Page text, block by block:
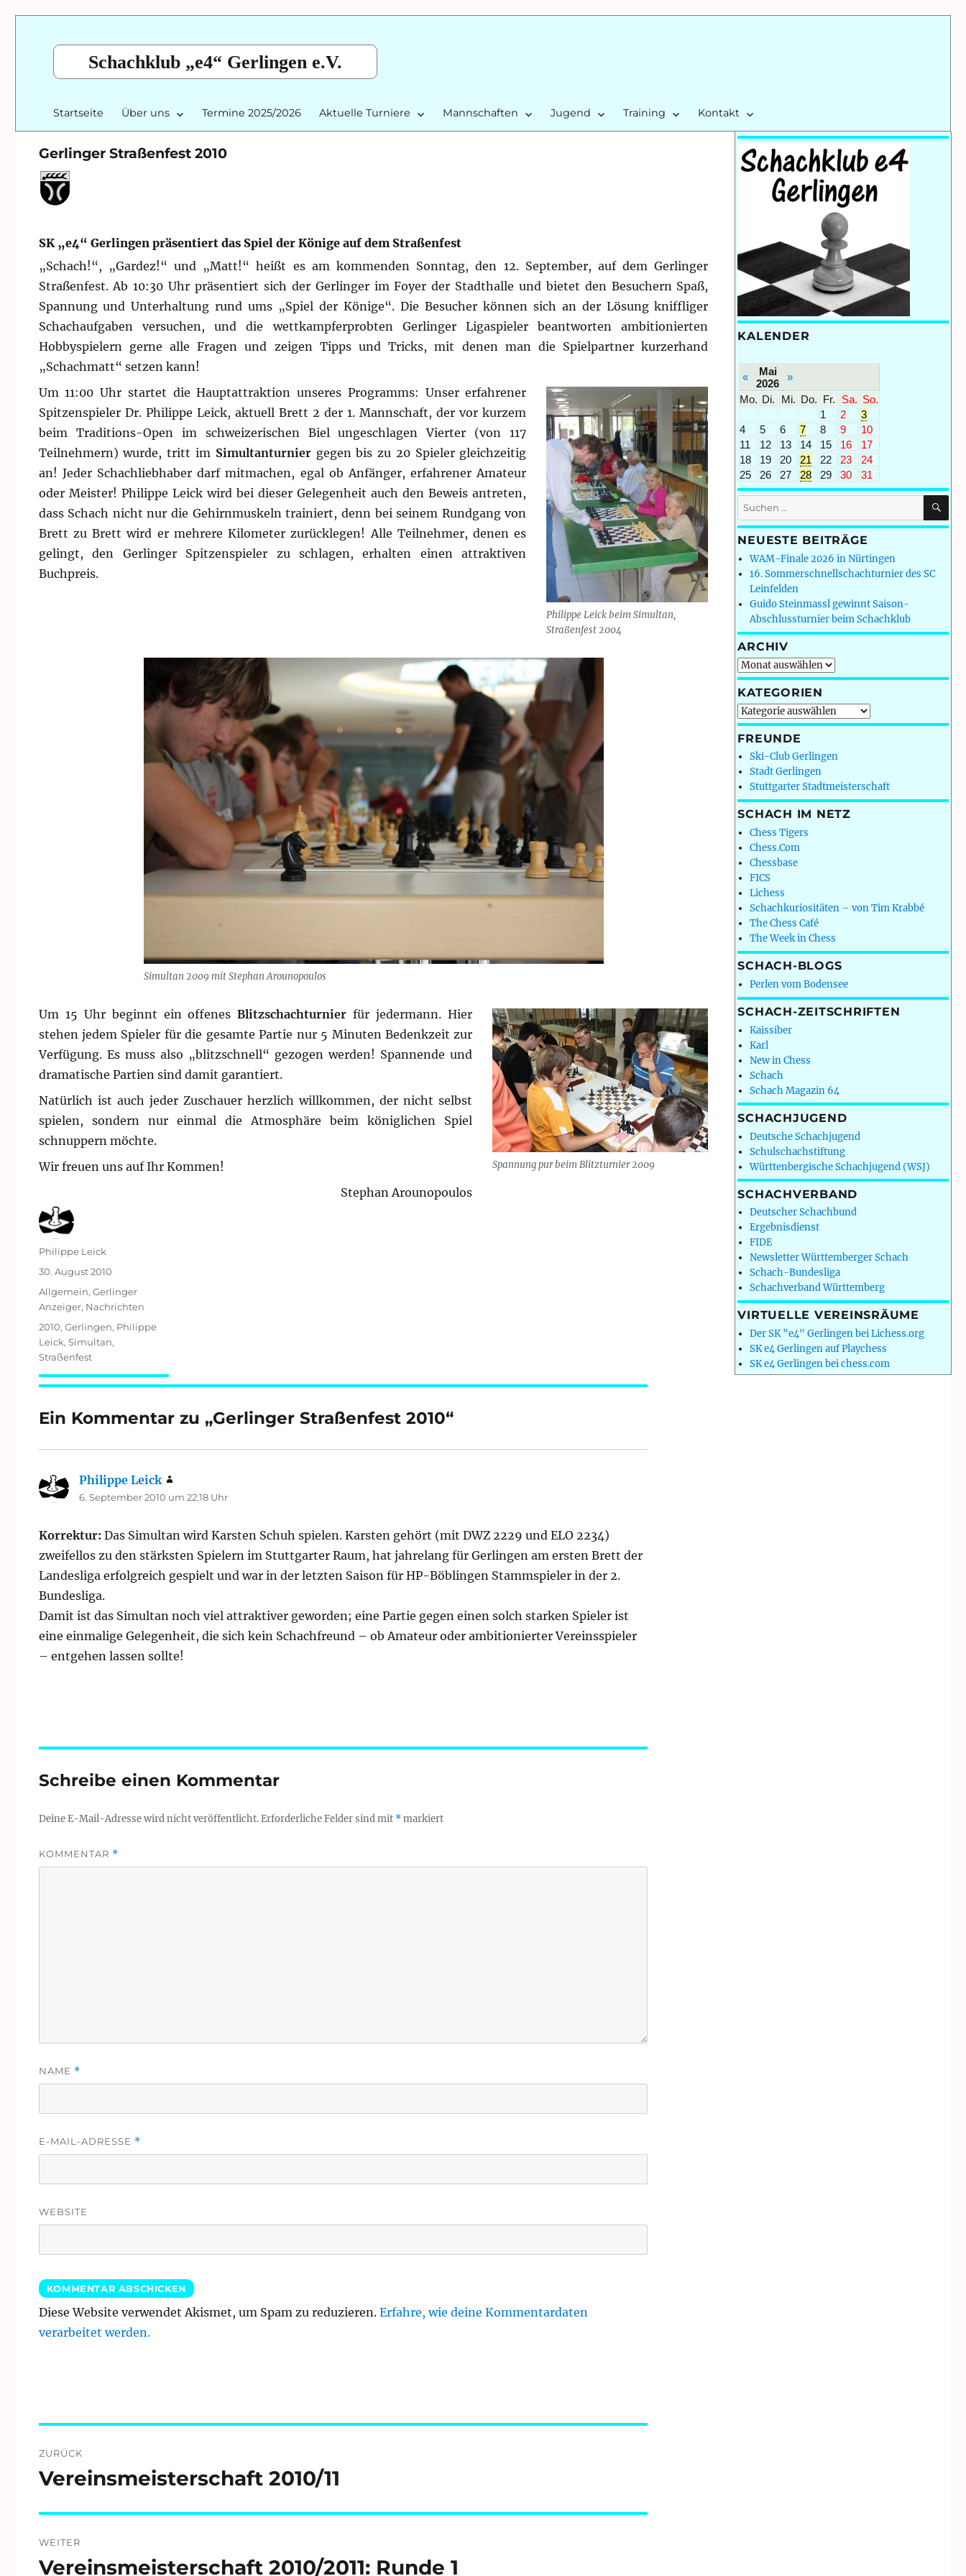
Schachklub „e4“ Gerlingen e.V.
Startseite Über uns Termine 2025/2026 Aktuelle Turniere Mannschaften Jugend Training Kontakt
Gerlinger Straßenfest 2010
SK „e4“ Gerlingen präsentiert das Spiel der Könige auf dem Straßenfest
„Schach!“, „Gardez!“ und „Matt!“ heißt es am kommenden Sonntag, den 12. September, auf dem Gerlinger
Straßenfest.Ab 10:30 Uhr präsentiert sich der Gerlinger im Foyer der Stadthalle und bietet den Besuchern Spaß,
Spannung und Unterhaltung rund ums „Spiel der Könige“. Die Besucher können sich an der Lösung kniffliger
Schachaufgaben versuchen, und die wettkampferprobten Gerlinger Ligaspieler beantworten ambitionierten
Hobbyspielern gerne alle Fragen und zeigen Tipps und Tricks, mit denen man die Spielpartner kurzerhand
„Schachmatt“ setzen kann!
Philippe Leick beim Simultan,
Straßenfest 2004
Um 11:00 Uhr startet die Hauptattraktion unseres Programms: Unser erfahrener
Spitzenspieler Dr. Philippe Leick, aktuell Brett 2 der 1. Mannschaft, der vor kurzem
beim Traditions-Open im schweizerischen Biel ungeschlagen Vierter (von 117
Teilnehmern) wurde, tritt im Simultanturniergegen bis zu 20 Spieler gleichzeitig
an! Jeder Schachliebhaber darf mitmachen, egal ob Anfänger, erfahrener Amateur
oder Meister! Philippe Leick wird bei dieser Gelegenheit auch den Beweis antreten,
dass Schach nicht nur die Gehirnmuskeln trainiert, denn bei seinem Rundgang von
Brett zu Brett wird er mehrere Kilometer zurücklegen! Alle Teilnehmer, denen es
gelingt, den Gerlinger Spitzenspieler zu schlagen, erhalten einen attraktiven
Buchpreis.
Simultan 2009 mit Stephan Arounopoulos
Spannung pur beim Blitzturnier 2009
Um 15 Uhr beginnt ein offenesBlitzschachturnier für jedermann. Hier
stehen jedem Spieler für die gesamte Partie nur 5 Minuten Bedenkzeit zur
Verfügung. Es muss also „blitzschnell“ gezogen werden! Spannende und
dramatische Partien sind damit garantiert.
Natürlich ist auch jeder Zuschauer herzlich willkommen, der nicht selbst
spielen, sondern nur einmal die Atmosphäre beim königlichen Spiel
schnuppern möchte.
Wir freuen uns auf Ihr Kommen!
Stephan Arounopoulos
Autor
Philippe Leick
Veröffentlicht
am
30. August 2010
Kategorien
Allgemein, Gerlinger
Anzeiger, Nachrichten
Schlagwörter
2010, Gerlingen, Philippe
Leick, Simultan,
Straßenfest
Ein Kommentar zu „Gerlinger Straßenfest 2010“
Philippe Leick
6. September 2010 um 22:18 Uhr
Korrektur: Das Simultan wird Karsten Schuh spielen. Karsten gehört (mit DWZ 2229 und ELO 2234)
zweifellos zu den stärksten Spielern im Stuttgarter Raum, hat jahrelang für Gerlingen am ersten Brett der
Landesliga erfolgreich gespielt und war in der letzten Saison für HP-Böblingen Stammspieler in der 2.
Bundesliga.
Damit ist das Simultan noch viel attraktiver geworden; eine Partie gegen einen solch starken Spieler ist
eine einmalige Gelegenheit, die sich kein Schachfreund – ob Amateur oder ambitionierter Vereinsspieler
– entgehen lassen sollte!
Schreibe einen Kommentar
Deine E-Mail-Adresse wird nicht veröffentlicht. Erforderliche Felder sind mit *markiert
KOMMENTAR *
NAME *
E-MAIL-ADRESSE *
WEBSITE
Diese Website verwendet Akismet, um Spam zu reduzieren. Erfahre, wie deine Kommentardaten
verarbeitet werden.
ZURÜCK
Vorheriger
Vereinsmeisterschaft 2010/11
WEITER
Nächster
Vereinsmeisterschaft 2010/2011: Runde 1
KALENDER
«
Mai
2026
»
Mo. Di. Mi. Do. Fr. Sa. So.
1
2
3
4
5 6 7 8 9
10
11
12 13 14 15 16
17
18
19 20 21 22 23
24
25
26 27 28 29 30 31
Suchen
nach:
NEUESTE BEITRÄGE
WAM-Finale 2026 in Nürtingen
16. Sommerschnellschachturnier des SC
Leinfelden
Guido Steinmassl gewinnt Saison-
Abschlussturnier beim Schachklub
ARCHIV
Archiv
KATEGORIEN
Kategorien
FREUNDE
Ski-Club Gerlingen
Stadt Gerlingen
Stuttgarter Stadtmeisterschaft
SCHACH IM NETZ
Chess Tigers
Chess.Com
Chessbase
FICS
Lichess
Schachkuriositäten – von Tim Krabbé
The Chess Café
The Week in Chess
SCHACH-BLOGS
Perlen vom Bodensee
SCHACH-ZEITSCHRIFTEN
Kaissiber
Karl
New in Chess
Schach
Schach Magazin 64
SCHACHJUGEND
Deutsche Schachjugend
Schulschachstiftung
Württenbergische Schachjugend (WSJ)
SCHACHVERBAND
Deutscher Schachbund
Ergebnisdienst
FIDE
Newsletter Württemberger Schach
Schach-Bundesliga
Schachverband Württemberg
VIRTUELLE VEREINSRÄUME
Der SK "e4" Gerlingen bei Lichess.org
SK e4 Gerlingen auf Playchess
SK e4 Gerlingen bei chess.com